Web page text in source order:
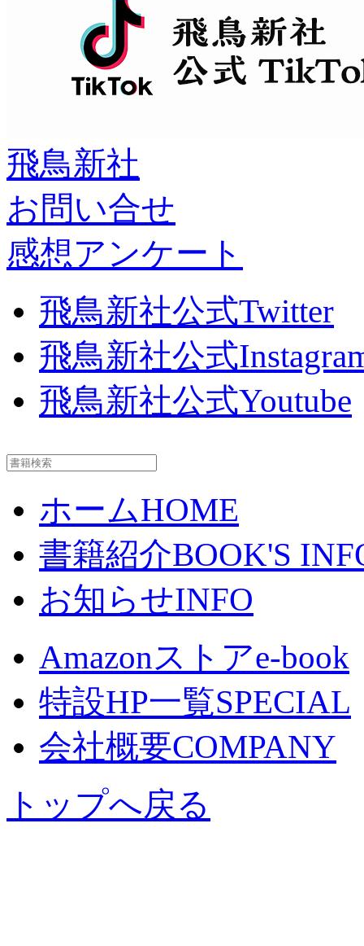
飛鳥新社
お問い合せ
感想アンケート
飛鳥新社公式Twitter
飛鳥新社公式
飛鳥新社公式Youtube
ホームHOME
書籍紹介BOOK'S
お知らせINFO
Amazonストアe-book
特設HP一覧SPECIAL
会社概要COMPANY
トップへ戻る